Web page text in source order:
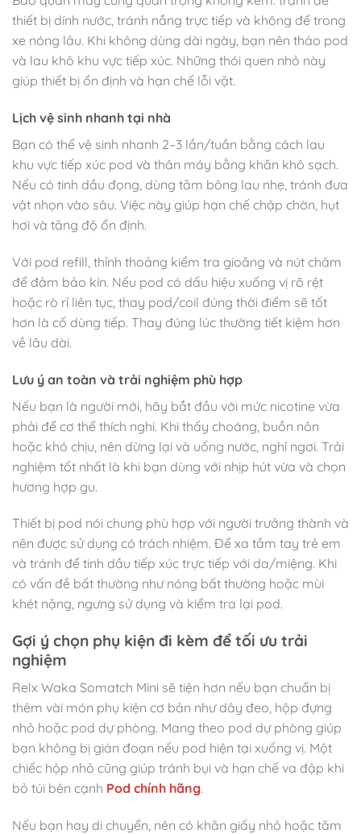
thiết bị dính nước, tránh nắng trực tiếp và không để trong
xe nóng lâu. Khi không dùng dài ngày, bạn nên tháo pod
và lau khô khu vực tiếp xúc. Những thói quen nhỏ này
giúp thiết bị ổn định và hạn chế lỗi vặt.
Lịch vệ sinh nhanh tại nhà
Bạn có thể vệ sinh nhanh 2–3 lần/tuần bằng cách lau
khu vực tiếp xúc pod và thân máy bằng khăn khô sạch.
Nếu có tinh dầu đọng, dùng tăm bông lau nhẹ, tránh đưa
vật nhọn vào sâu. Việc này giúp hạn chế chập chờn, hụt
hơi và tăng độ ổn định.
Với pod refill, thỉnh thoảng kiểm tra gioăng và nút châm
để đảm bảo kín. Nếu pod có dấu hiệu xuống vị rõ rệt
hoặc rò rỉ liên tục, thay pod/coil đúng thời điểm sẽ tốt
hơn là cố dùng tiếp. Thay đúng lúc thường tiết kiệm hơn
về lâu dài.
Lưu ý an toàn và trải nghiệm phù hợp
Nếu bạn là người mới, hãy bắt đầu với mức nicotine vừa
phải để cơ thể thích nghi. Khi thấy choáng, buồn nôn
hoặc khó chịu, nên dừng lại và uống nước, nghỉ ngơi. Trải
nghiệm tốt nhất là khi bạn dùng với nhịp hút vừa và chọn
hương hợp gu.
Thiết bị pod nói chung phù hợp với người trưởng thành và
nên được sử dụng có trách nhiệm. Để xa tầm tay trẻ em
và tránh để tinh dầu tiếp xúc trực tiếp với da/miệng. Khi
có vấn đề bất thường như nóng bất thường hoặc mùi
khét nặng, ngưng sử dụng và kiểm tra lại pod.
Gợi ý chọn phụ kiện đi kèm để tối ưu trải
nghiệm
Relx Waka Somatch Mini sẽ tiện hơn nếu bạn chuẩn bị
thêm vài món phụ kiện cơ bản như dây đeo, hộp đựng
nhỏ hoặc pod dự phòng. Mang theo pod dự phòng giúp
bạn không bị gián đoạn nếu pod hiện tại xuống vị. Một
chiếc hộp nhỏ cũng giúp tránh bụi và hạn chế va đập khi
bỏ túi bên cạnh Pod chính hãng.
Nếu bạn hay di chuyển, nên có khăn giấy nhỏ hoặc tăm